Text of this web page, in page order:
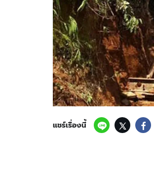
สงวนลิขสิทธิ์ ©2569บริษัท อิมเมจ ฟิวเจอ
แชร์เรื่องนี้